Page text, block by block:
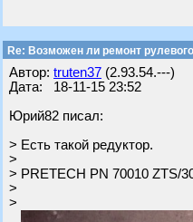
Re: Возможен ли ремонт
Автор: truten37 (2.93.54.---)
Дата: 18-11-15 23:52
Юрий82 писал:
> Есть такой редуктор.
>
> PRETECH PN 70010 ZTS/
>
>